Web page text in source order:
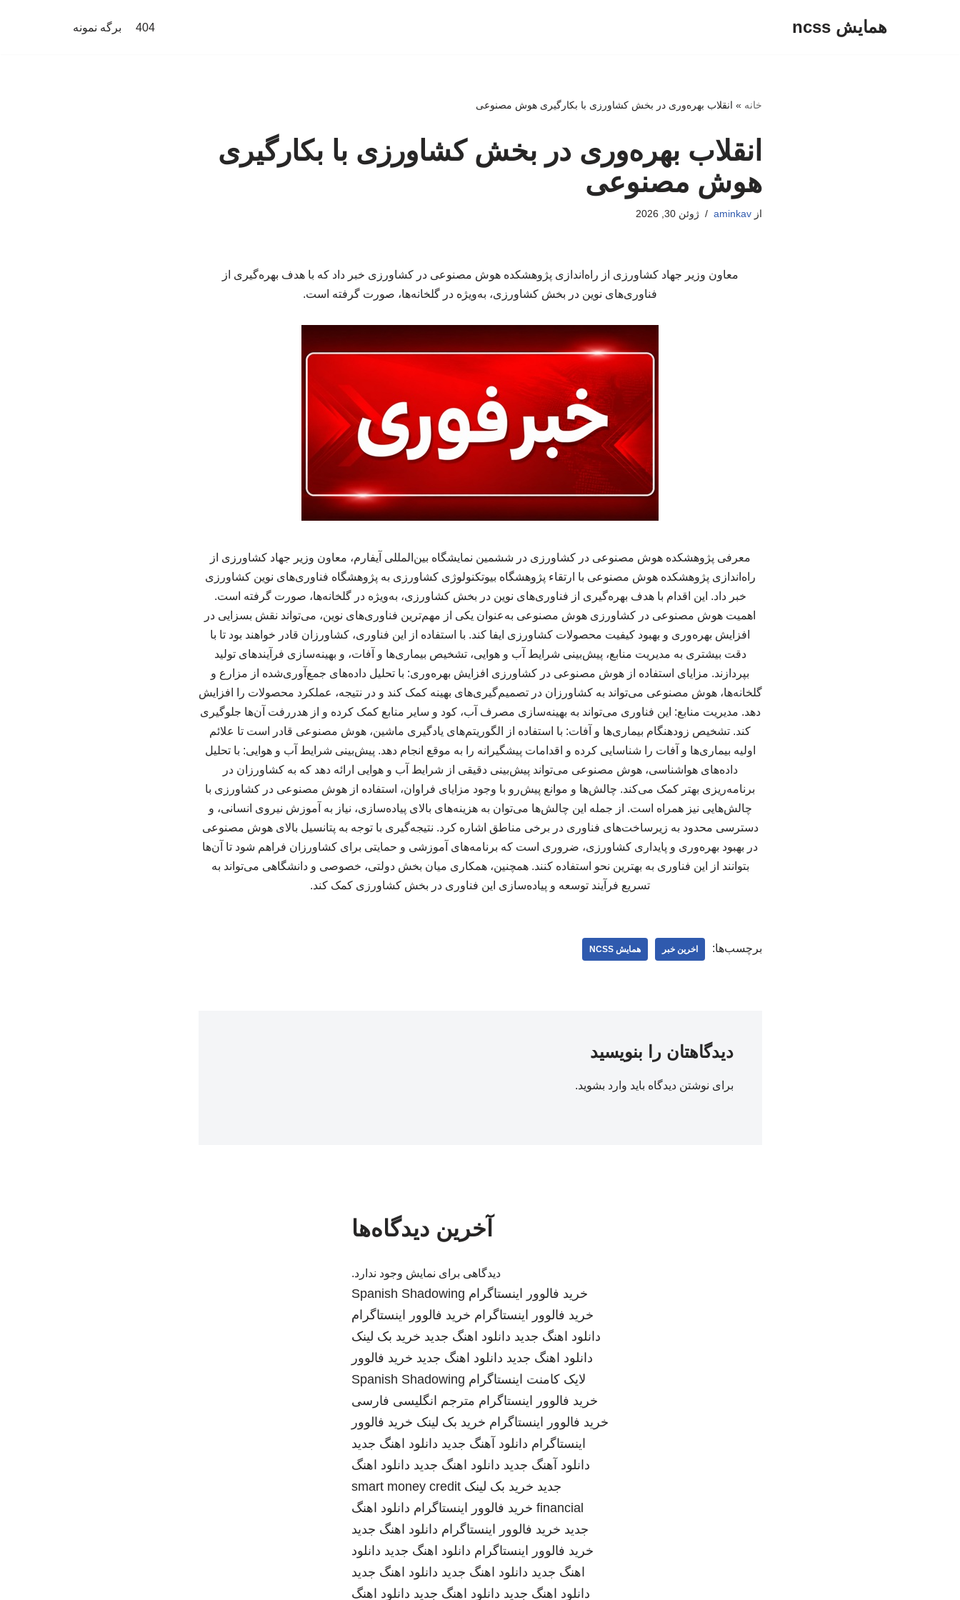
همایش ncss 404 برگه نمونه
خانه » انقلاب بهره‌وری در بخش کشاورزی با بکارگیری هوش مصنوعی
انقلاب بهره‌وری در بخش کشاورزی با بکارگیری
هوش مصنوعی
ازaminkav ژوئن 30, 2026
معاون وزیر جهاد کشاورزی از راه‌اندازی پژوهشکده هوش مصنوعی در کشاورزی خبر داد که با هدف بهره‌گیری از
فناوری‌های نوین در بخش کشاورزی، به‌ویژه در گلخانه‌ها، صورت گرفته است.
معرفی پژوهشکده هوش مصنوعی در کشاورزی در ششمین نمایشگاه بین‌المللی آیفارم، معاون وزیر جهاد کشاورزی از
راه‌اندازی پژوهشکده هوش مصنوعی با ارتقاء پژوهشگاه بیوتکنولوژی کشاورزی به پژوهشگاه فناوری‌های نوین کشاورزی
خبر داد. این اقدام با هدف بهره‌گیری از فناوری‌های نوین در بخش کشاورزی، به‌ویژه در گلخانه‌ها، صورت گرفته است.
اهمیت هوش مصنوعی در کشاورزی هوش مصنوعی به‌عنوان یکی از مهم‌ترین فناوری‌های نوین، می‌تواند نقش بسزایی در
افزایش بهره‌وری و بهبود کیفیت محصولات کشاورزی ایفا کند. با استفاده از این فناوری، کشاورزان قادر خواهند بود تا با
دقت بیشتری به مدیریت منابع، پیش‌بینی شرایط آب و هوایی، تشخیص بیماری‌ها و آفات، و بهینه‌سازی فرآیندهای تولید
بپردازند. مزایای استفاده از هوش مصنوعی در کشاورزی افزایش بهره‌وری: با تحلیل داده‌های جمع‌آوری‌شده از مزارع و
گلخانه‌ها، هوش مصنوعی می‌تواند به کشاورزان در تصمیم‌گیری‌های بهینه کمک کند و در نتیجه، عملکرد محصولات را افزایش
دهد. مدیریت منابع: این فناوری می‌تواند به بهینه‌سازی مصرف آب، کود و سایر منابع کمک کرده و از هدررفت آن‌ها جلوگیری
کند. تشخیص زودهنگام بیماری‌ها و آفات: با استفاده از الگوریتم‌های یادگیری ماشین، هوش مصنوعی قادر است تا علائم
اولیه بیماری‌ها و آفات را شناسایی کرده و اقدامات پیشگیرانه را به موقع انجام دهد. پیش‌بینی شرایط آب و هوایی: با تحلیل
داده‌های هواشناسی، هوش مصنوعی می‌تواند پیش‌بینی دقیقی از شرایط آب و هوایی ارائه دهد که به کشاورزان در
برنامه‌ریزی بهتر کمک می‌کند. چالش‌ها و موانع پیش‌رو با وجود مزایای فراوان، استفاده از هوش مصنوعی در کشاورزی با
چالش‌هایی نیز همراه است. از جمله این چالش‌ها می‌توان به هزینه‌های بالای پیاده‌سازی، نیاز به آموزش نیروی انسانی، و
دسترسی محدود به زیرساخت‌های فناوری در برخی مناطق اشاره کرد. نتیجه‌گیری با توجه به پتانسیل بالای هوش مصنوعی
در بهبود بهره‌وری و پایداری کشاورزی، ضروری است که برنامه‌های آموزشی و حمایتی برای کشاورزان فراهم شود تا آن‌ها
بتوانند از این فناوری به بهترین نحو استفاده کنند. همچنین، همکاری میان بخش دولتی، خصوصی و دانشگاهی می‌تواند به
تسریع فرآیند توسعه و پیاده‌سازی این فناوری در بخش کشاورزی کمک کند.
برچسب‌ها: اخرین خبر همایش NCSS
دیدگاهتان را بنویسید
برای نوشتن دیدگاه باید وارد بشوید.
آخرین دیدگاه‌ها
دیدگاهی برای نمایش وجود ندارد.
خرید فالوور اینستاگرام Spanish Shadowing
خرید فالوور اینستاگرام خرید فالوور اینستاگرام
دانلود اهنگ جدید دانلود اهنگ جدید خرید بک لینک
دانلود اهنگ جدید دانلود اهنگ جدید خرید فالوور
لایک کامنت اینستاگرام Spanish Shadowing
خرید فالوور اینستاگرام مترجم انگلیسی فارسی
خرید فالوور اینستاگرام خرید بک لینک خرید فالوور
اینستاگرام دانلود آهنگ جدید دانلود اهنگ جدید
دانلود آهنگ جدید دانلود اهنگ جدید دانلود اهنگ
جدید خرید بک لینک smart money credit
financial خرید فالوور اینستاگرام دانلود اهنگ
جدید خرید فالوور اینستاگرام دانلود اهنگ جدید
خرید فالوور اینستاگرام دانلود اهنگ جدید دانلود
اهنگ جدید دانلود اهنگ جدید دانلود اهنگ جدید
دانلود اهنگ جدید دانلود اهنگ جدید دانلود اهنگ